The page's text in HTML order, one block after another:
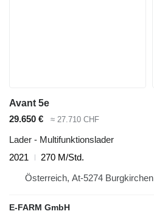
Avant 5e
29.650 €
≈ 27.710 CHF
Lader - Multifunktionslader
2021
270 M/Std.
Österreich, At-5274 Burgkirchen
E-FARM GmbH